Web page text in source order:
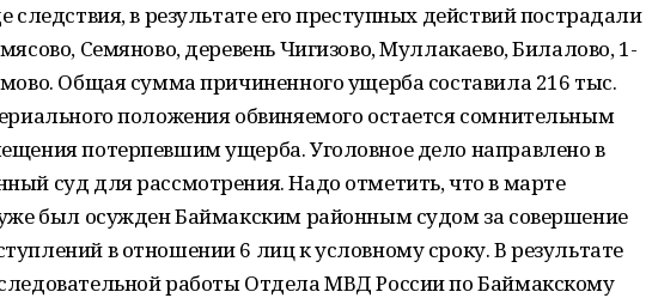
следствия, в результате его преступных действий пострадали
Семяново, деревень Чигизово, Муллакаево, Билалово, 1-
Общая сумма причиненного ущерба составила 216 тыс.
положения обвиняемого остается сомнительным
потерпевшим ущерба. Уголовное дело направлено в
суд для рассмотрения. Надо отметить, что в марте
был осужден Баймакским районным судом за совершение
в отношении 6 лиц к условному сроку. В результате
работы Отдела МВД России по Баймакскому